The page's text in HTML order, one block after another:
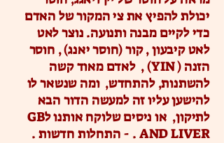
יכולת להפיץ את צי המקור של האדם
כדי לקיים מבנה ותנועה. נוצר לאט
לאט קיבעון , קור (חוסר יאנג) , חוסר
הזנה ( YIN) , לאדם מאוד קשה
להשתנות, להתחדש, ומה שנשאר לו
להישען עליו זה למעשה הדור הבא
לתיקון, או ניסים שלוקח אותנו לGB
AND LIVER . - התחלות חדשות .